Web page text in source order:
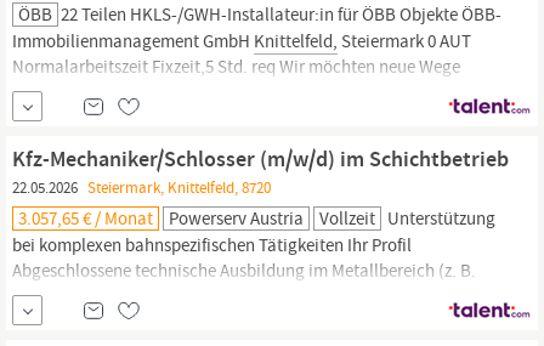
ÖBB 22 Teilen HKLS-/GWH-Installateur:in für ÖBB Objekte ÖBB-
Immobilienmanagement GmbH Knittelfeld, Steiermark 0 AUT
Normalarbeitszeit Fixzeit,5 Std. req Wir möchten neue Wege
gehen. Und neue Wege schaffen. Heute. Für morgen. Für uns.
Jetzt Teil des werden! Im Aufgabenbereich Technikmanagement
sorgen wir für die nachhaltige Funktionsfähigkeit,
Kfz-Mechaniker/Schlosser (m/w/d) im Schichtbetrieb
22.05.2026 Steiermark, Knittelfeld, 8720
3.057,65 € / Monat Powerserv Austria Vollzeit Unterstützung
bei komplexen bahnspezifischen Tätigkeiten Ihr Profil
Abgeschlossene technische Ausbildung im Metallbereich (z. B.
Mechaniker:in, Maschinenbautechniker:in)
Erste einschlägige Berufserfahrung nach erfolgreichem